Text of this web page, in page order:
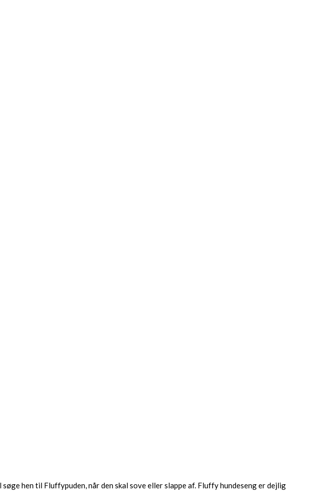
hen til Fluffypuden, når den skal sove eller slappe af. Fluffy hundeseng er dejlig